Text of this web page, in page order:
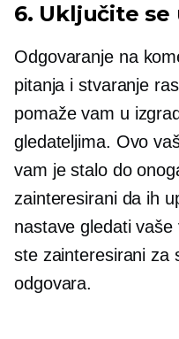
6. Uključite se
Odgovaranje na
pitanja i stvaranje
pomaže vam u
gledateljima. Ovo
vam je stalo do
zainteresirani da ih
nastave gledati
ste zainteresirani za
odgovara.